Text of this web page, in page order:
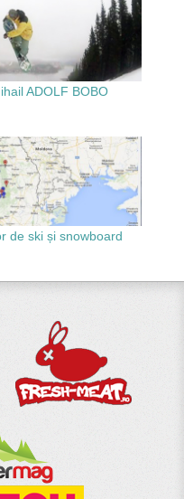
ADOLF BOBO
de ski și snowboard